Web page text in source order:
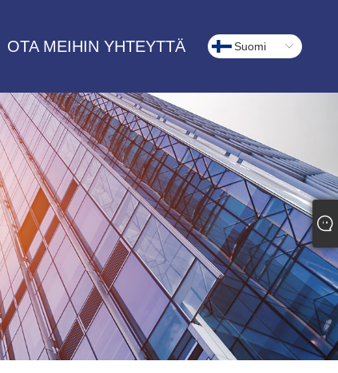
OTA MEIHIN YHTEYTTÄ Suomi